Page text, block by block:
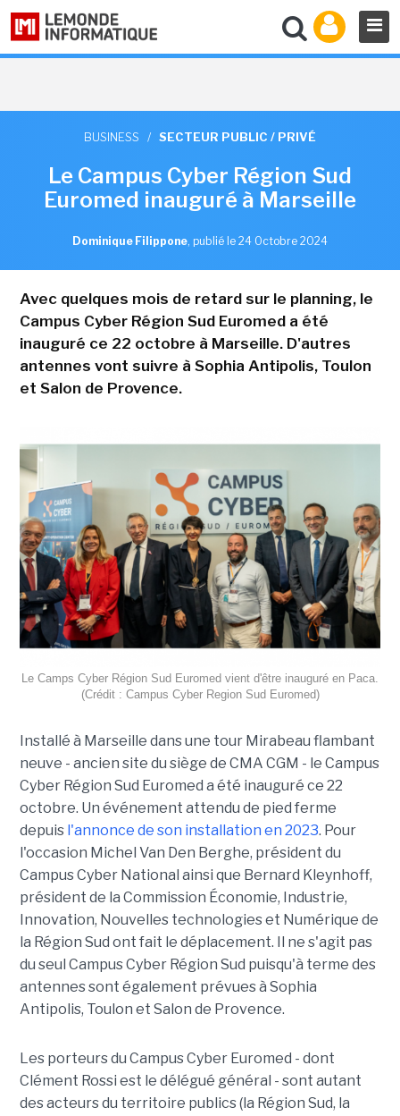
BUSINESS / SECTEUR PUBLIC / PRIVÉ
Le Campus Cyber Région Sud
Euromed inauguré à Marseille
Dominique Filippone, publié le 24 Octobre 2024
Avec quelques mois de retard sur le planning, le
Campus Cyber Région Sud Euromed a été
inauguré ce 22 octobre à Marseille. D'autres
antennes vont suivre à Sophia Antipolis, Toulon
et Salon de Provence.
Le Camps Cyber Région Sud Euromed vient d'être inauguré en Paca.
(Crédit : Campus Cyber Region Sud Euromed)
Installé à Marseille dans une tour Mirabeau flambant
neuve - ancien site du siège de CMA CGM - le Campus
Cyber Région Sud Euromed a été inauguré ce 22
octobre. Un événement attendu de pied ferme
depuis l'annonce de son installation en 2023. Pour
l'occasion Michel Van Den Berghe, président du
Campus Cyber National ainsi que Bernard Kleynhoff,
président de la Commission Économie, Industrie,
Innovation, Nouvelles technologies et Numérique de
la Région Sud ont fait le déplacement. Il ne s'agit pas
du seul Campus Cyber Région Sud puisqu'à terme des
antennes sont également prévues à Sophia
Antipolis, Toulon et Salon de Provence.
Les porteurs du Campus Cyber Euromed - dont
Clément Rossi est le délégué général - sont autant
des acteurs du territoire publics (la Région Sud, la